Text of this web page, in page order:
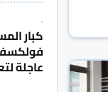
كبار
عاجلة